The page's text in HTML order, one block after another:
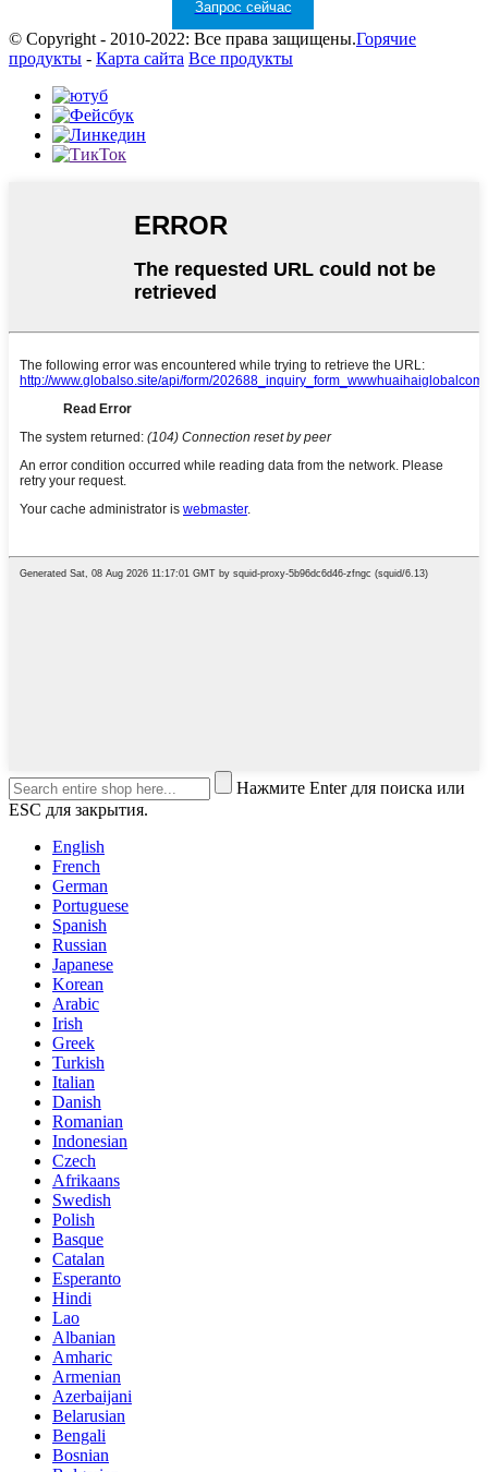
Запрос сейчас
© Copyright - 2010-2022: Все права защищены.Горячие
продукты - Карта сайта Все продукты
Нажмите Enter для поиска или
ESC для закрытия.
English
French
German
Portuguese
Spanish
Russian
Japanese
Korean
Arabic
Irish
Greek
Turkish
Italian
Danish
Romanian
Indonesian
Czech
Afrikaans
Swedish
Polish
Basque
Catalan
Esperanto
Hindi
Lao
Albanian
Amharic
Armenian
Azerbaijani
Belarusian
Bengali
Bosnian